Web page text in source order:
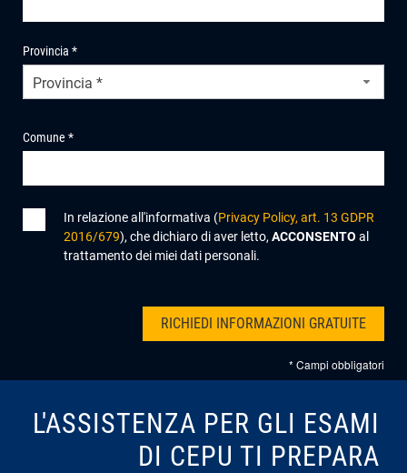
Provincia *
Provincia *
Comune *
In relazione all'informativa (Privacy Policy, art. 13 GDPR
2016/679), che dichiaro di aver letto, ACCONSENTO al
trattamento dei miei dati personali.
* Campi obbligatori
L'ASSISTENZA PER GLI ESAMI
DI CEPU TI PREPARA